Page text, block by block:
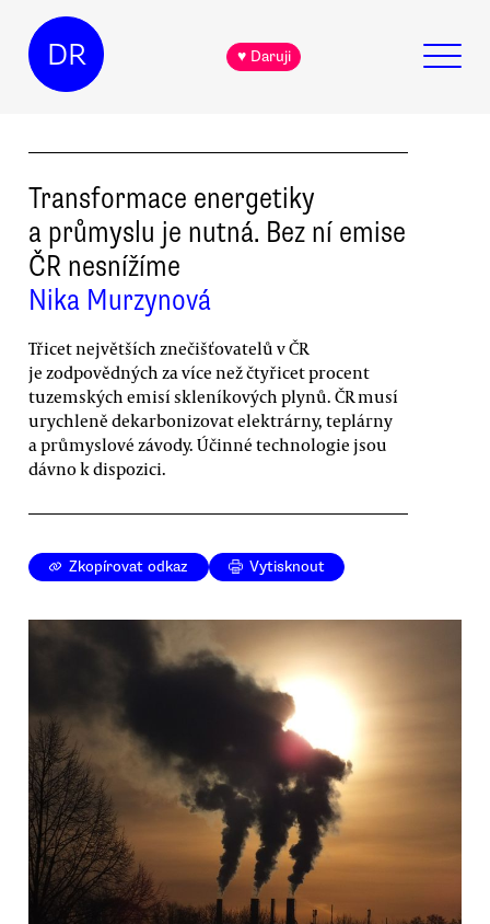
DR ♥ Daruji
Transformace energetiky
a průmyslu je nutná. Bez ní emise
ČR nesnížíme
Nika Murzynová
Třicet největších znečišťovatelů v ČR
je zodpovědných za více než čtyřicet procent
tuzemských emisí skleníkových plynů. ČR musí
urychleně dekarbonizovat elektrárny, teplárny
a průmyslové závody. Účinné technologie jsou
dávno k dispozici.
Zkopírovat odkaz Vytisknout